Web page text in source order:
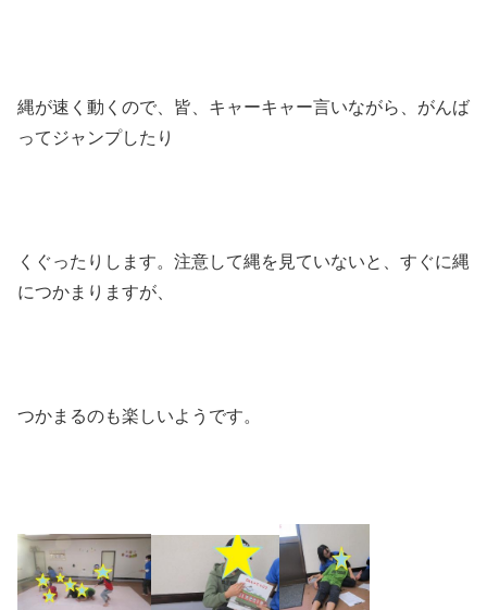
縄が速く動くので、皆、キャーキャー言いながら、がんば
ってジャンプしたり
くぐったりします。注意して縄を見ていないと、すぐに縄
につかまりますが、
つかまるのも楽しいようです。